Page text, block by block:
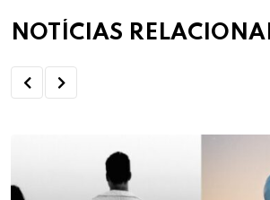
NOTÍCIAS